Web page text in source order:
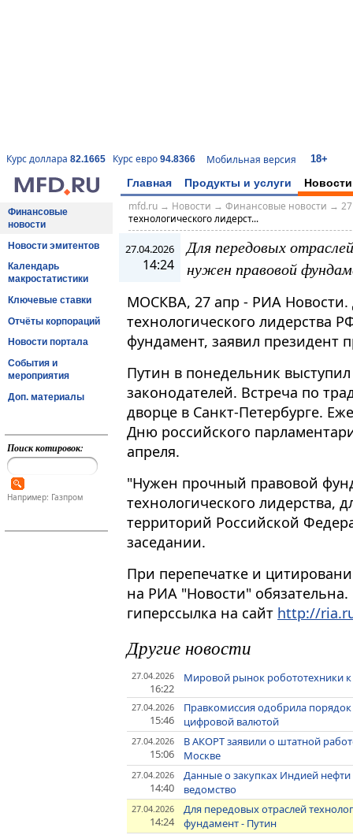
Курс доллара 82.1665 Курс евро 94.8366 Мобильная версия 18+
Главная Продукты и услуги Новости
Финансовые
новости
Новости эмитентов
Календарь
макростатистики
Ключевые ставки
Отчёты корпораций
Новости портала
События и
мероприятия
Доп. материалы
Поиск котировок:
Например: Газпром
mfd.ru→ Новости → Финансовые новости →
технологического лидерст...
27.04.2026
14:24
Для передовых
нужен правовой
МОСКВА, 27 апр - РИА Новости.
технологического лидерства
фундамент, заявил президент
Путин в понедельник
законодателей​​​. Встреча по
дворце в Санкт-Петербурге.
Дню российского
апреля.
"Нужен прочный правовой
технологического лидерства,
территорий Российской
заседании.
При перепечатке и
на РИА "Новости"
гиперссылка на сайт http://
Другие новости
27.04.2026
16:22
Мировой рынок робототехники к
27.04.2026
15:46
Правкомиссия одобрила
цифровой валютой
27.04.2026
15:06
В АКОРТ заявили о штатной
Москве
27.04.2026
14:40
Данные о закупках Индией
ведомство
27.04.2026
14:24
Для передовых отраслей
фундамент - Путин